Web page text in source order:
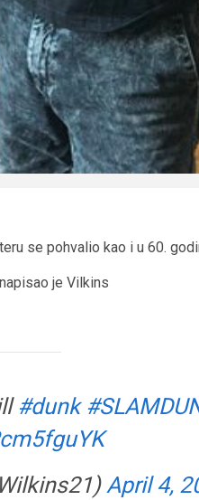
se pohvalio kao i u 60.
napisao je Vilkins
#dunk
April 4,